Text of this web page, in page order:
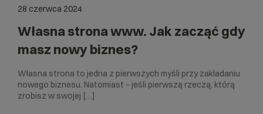
28 czerwca 2024
Własna strona www. Jak zacząć gdy
masz nowy biznes?
Własna strona to jedna z pierwszych myśli przy zakładaniu
nowego biznesu. Natomiast – jeśli pierwszą rzeczą, którą
zrobisz w swojej […]